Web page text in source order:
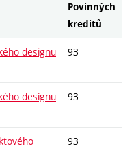
Povinných
kreditů
designu
93
designu
93
93